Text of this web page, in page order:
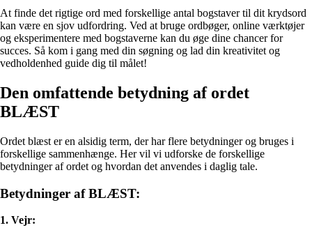
At finde det rigtige ord med forskellige antal bogstaver til dit krydsord
kan være en sjov udfordring. Ved at bruge ordbøger, online værktøjer
og eksperimentere med bogstaverne kan du øge dine chancer for
succes. Så kom i gang med din søgning og lad din kreativitet og
vedholdenhed guide dig til målet!
Den omfattende betydning af ordet
BLÆST
Ordet blæst er en alsidig term, der har flere betydninger og bruges i
forskellige sammenhænge. Her vil vi udforske de forskellige
betydninger af ordet og hvordan det anvendes i daglig tale.
Betydninger af BLÆST:
1. Vejr: